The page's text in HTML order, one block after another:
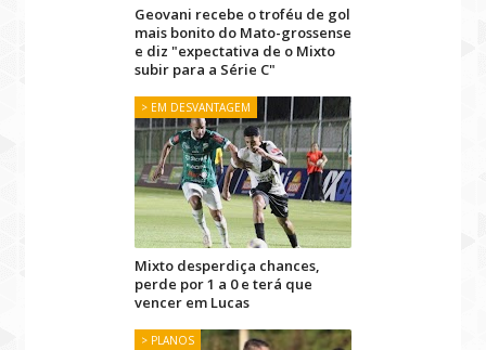
Geovani recebe o troféu de gol
mais bonito do Mato-grossense
e diz "expectativa de o Mixto
subir para a Série C"
> EM DESVANTAGEM
Mixto desperdiça chances,
perde por 1 a 0 e terá que
vencer em Lucas
> PLANOS